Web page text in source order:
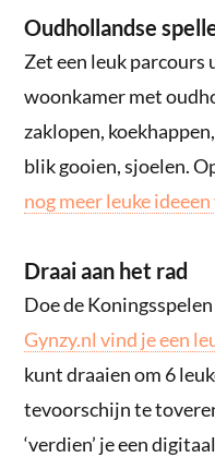
Oudhollandse
Zet een leuk parcours
woonkamer met
zaklopen,
blik gooien, sjoelen.
nog meer leuke
Draai aan het rad
Doe de
Gynzy.nl vind je een
kunt draaien om 6
tevoorschijn te
‘verdien’ je een